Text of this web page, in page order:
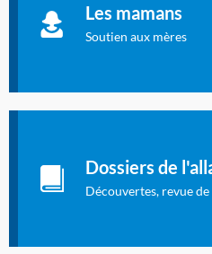
Les mamans
Soutien aux mères
à allaiter et vous informer :
concernent l'allaitement.
Dossiers de
Découvertes, revue de
dernières études sur
internationale.